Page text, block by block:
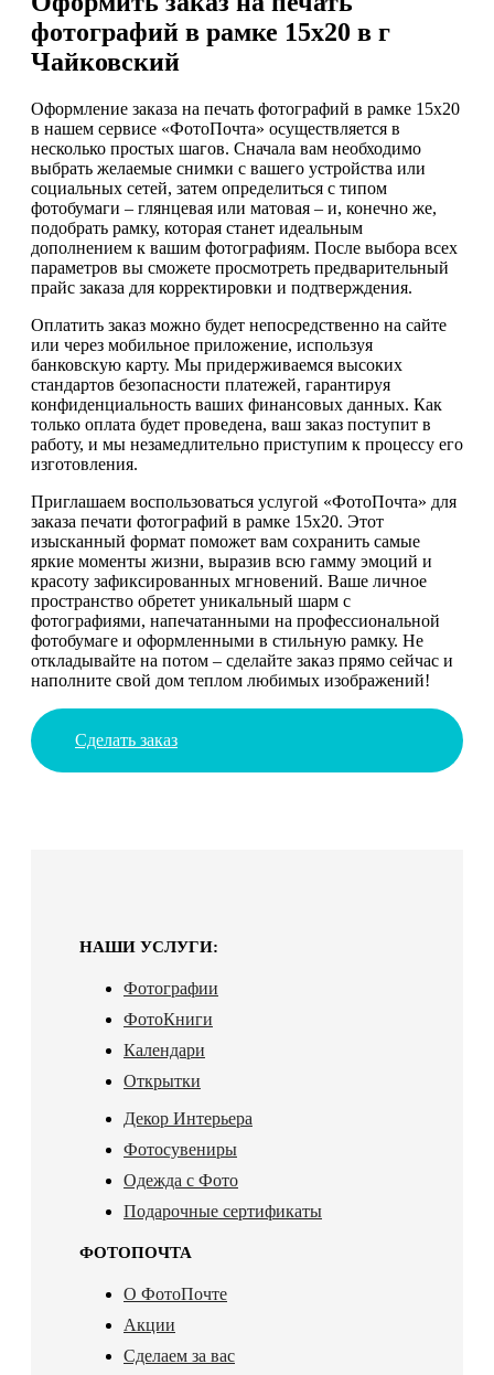
фотографий в рамке 15х20 в г
Чайковский
Оформление заказа на печать фотографий в рамке 15х20
в нашем сервисе «ФотоПочта» осуществляется в
несколько простых шагов. Сначала вам необходимо
выбрать желаемые снимки с вашего устройства или
социальных сетей, затем определиться с типом
фотобумаги – глянцевая или матовая – и, конечно же,
подобрать рамку, которая станет идеальным
дополнением к вашим фотографиям. После выбора всех
параметров вы сможете просмотреть предварительный
прайс заказа для корректировки и подтверждения.
Оплатить заказ можно будет непосредственно на сайте
или через мобильное приложение, используя
банковскую карту. Мы придерживаемся высоких
стандартов безопасности платежей, гарантируя
конфиденциальность ваших финансовых данных. Как
только оплата будет проведена, ваш заказ поступит в
работу, и мы незамедлительно приступим к процессу его
изготовления.
Приглашаем воспользоваться услугой «ФотоПочта» для
заказа печати фотографий в рамке 15х20. Этот
изысканный формат поможет вам сохранить самые
яркие моменты жизни, выразив всю гамму эмоций и
красоту зафиксированных мгновений. Ваше личное
пространство обретет уникальный шарм с
фотографиями, напечатанными на профессиональной
фотобумаге и оформленными в стильную рамку. Не
откладывайте на потом – сделайте заказ прямо сейчас и
наполните свой дом теплом любимых изображений!
Сделать заказ
НАШИ УСЛУГИ:
Фотографии
ФотоКниги
Календари
Открытки
Декор Интерьера
Фотосувениры
Одежда с Фото
Подарочные сертификаты
ФОТОПОЧТА
О ФотоПочте
Акции
Сделаем за вас